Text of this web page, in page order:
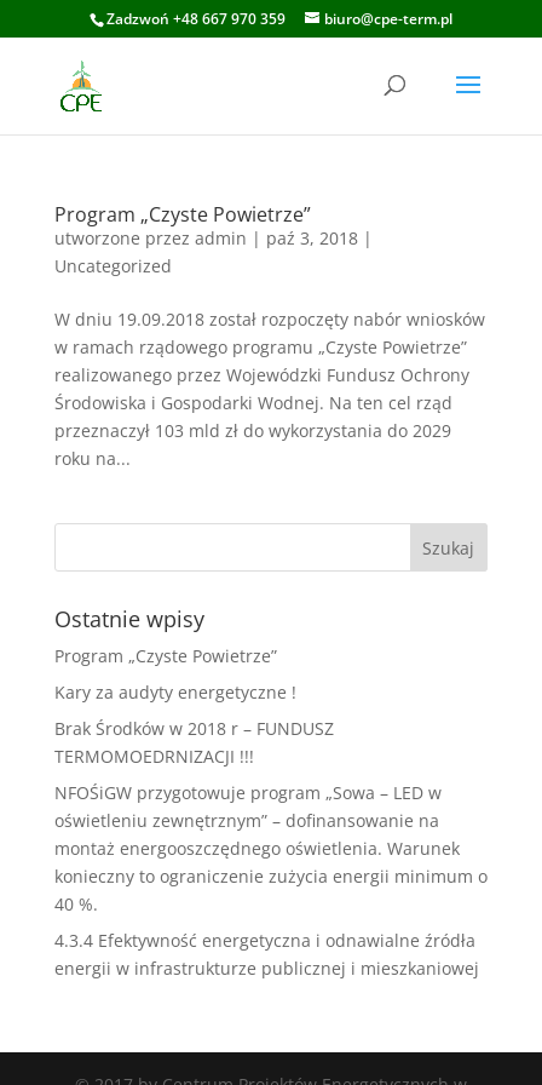
Zadzwoń +48 667 970 359 biuro@cpe-term.pl
Program „Czyste Powietrze”
utworzone przez admin | paź 3, 2018|
Uncategorized
W dniu 19.09.2018 został rozpoczęty nabór wniosków
w ramach rządowego programu „Czyste Powietrze”
realizowanego przez Wojewódzki Fundusz Ochrony
Środowiska i Gospodarki Wodnej. Na ten cel rząd
przeznaczył 103 mld zł do wykorzystania do 2029
roku na...
Ostatnie wpisy
Program „Czyste Powietrze”
Kary za audyty energetyczne !
Brak Środków w 2018 r – FUNDUSZ
TERMOMOEDRNIZACJI !!!
NFOŚiGW przygotowuje program „Sowa – LED w
oświetleniu zewnętrznym” – dofinansowanie na
montaż energooszczędnego oświetlenia. Warunek
konieczny to ograniczenie zużycia energii minimum o
40 %.
4.3.4 Efektywność energetyczna i odnawialne źródła
energii w infrastrukturze publicznej i mieszkaniowej